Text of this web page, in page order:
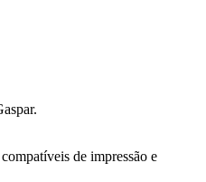
de impressão e